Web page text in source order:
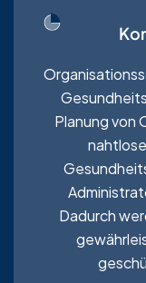
Planung von
Dadurch